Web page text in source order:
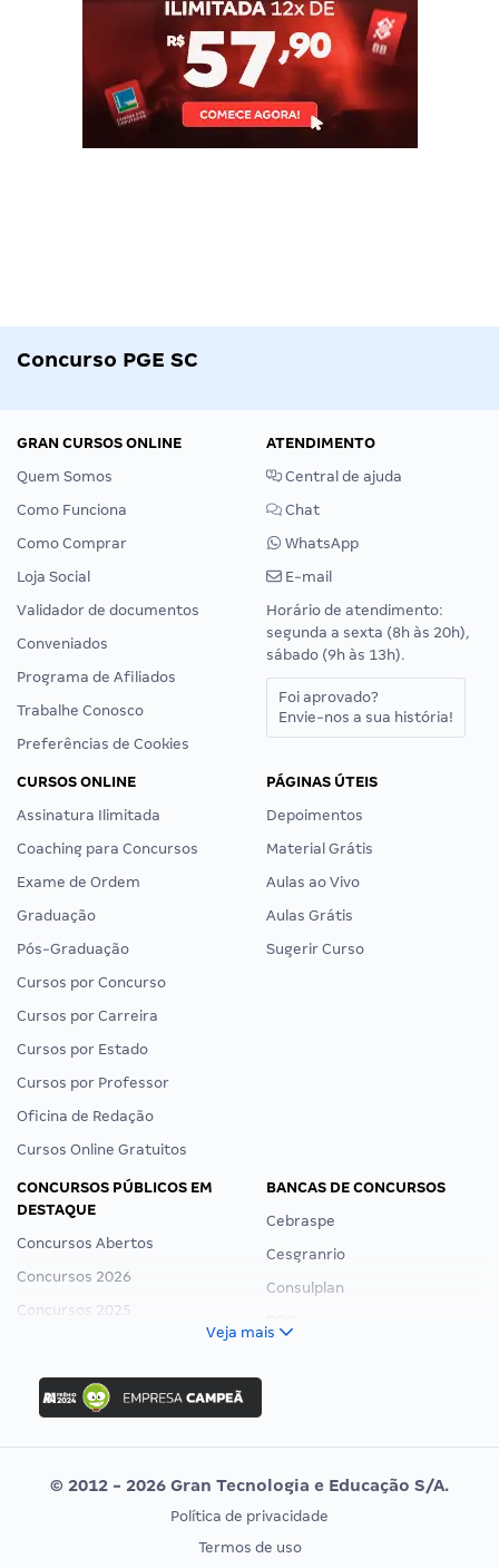
Concurso PGE SC
GRAN CURSOS ONLINE
Quem Somos
Como Funciona
Como Comprar
Loja Social
Validador de documentos
Conveniados
Programa de Afiliados
Trabalhe Conosco
Preferências de Cookies
ATENDIMENTO
Central de ajuda
Chat
WhatsApp
E-mail
Horário de atendimento:
segunda a sexta (8h às 20h),
sábado (9h às 13h).
Foi aprovado?
Envie-nos a sua história!
CURSOS ONLINE
Assinatura Ilimitada
Coaching para Concursos
Exame de Ordem
Graduação
Pós-Graduação
Cursos por Concurso
Cursos por Carreira
Cursos por Estado
Cursos por Professor
Oficina de Redação
Cursos Online Gratuitos
PÁGINAS ÚTEIS
Depoimentos
Material Grátis
Aulas ao Vivo
Aulas Grátis
Sugerir Curso
CONCURSOS PÚBLICOS EM
DESTAQUE
Concursos Abertos
Concursos 2026
Concursos 2025
Concurso Ibama
Concurso MPU
Editais publicados
BANCAS DE CONCURSOS
Cebraspe
Cesgranrio
Consulplan
Vunesp
CONCURSOS POR PROFISSÃO
EXAME DE ORDEM
Veja mais
© 2012 - 2026 Gran Tecnologia e Educação S/A.
Política de privacidade
Termos de uso